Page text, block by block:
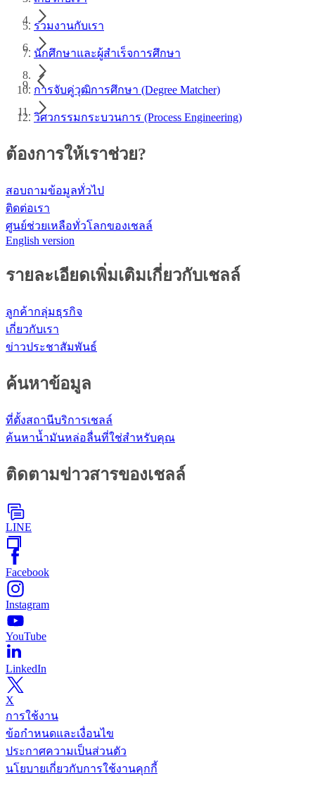
ร่วมงานกับเรา
นักศึกษาและผู้สำเร็จการศึกษา
การจับคู่วุฒิการศึกษา (Degree Matcher)
วิศวกรรมกระบวนการ (Process Engineering)
ต้องการให้เราช่วย?
สอบถามข้อมูลทั่วไป
ติดต่อเรา
ศูนย์ช่วยเหลือทั่วโลกของเชลล์
English version
รายละเอียดเพิ่มเติมเกี่ยวกับเชลล์
ลูกค้ากลุ่มธุรกิจ
เกี่ยวกับเรา
ข่าวประชาสัมพันธ์
ค้นหาข้อมูล
ที่ตั้งสถานีบริการเชลล์
ค้นหาน้ำมันหล่อลื่นที่ใช่สำหรับคุณ
ติดตามข่าวสารของเชลล์
LINE
Facebook
Instagram
YouTube
LinkedIn
X
การใช้งาน
ข้อกำหนดและเงื่อนไข
ประกาศความเป็นส่วนตัว
นโยบายเกี่ยวกับการใช้งานคุกกี้